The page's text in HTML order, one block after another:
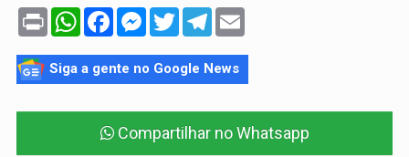
Print WhatsAppFacebookMessenger
TwitterTelegram
Siga a gente no Google News
Compartilhar no Whatsapp